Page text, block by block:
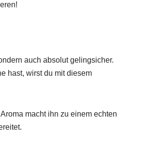
auch absolut gelingsicher.
hast, wirst du mit diesem
macht ihn zu einem echten